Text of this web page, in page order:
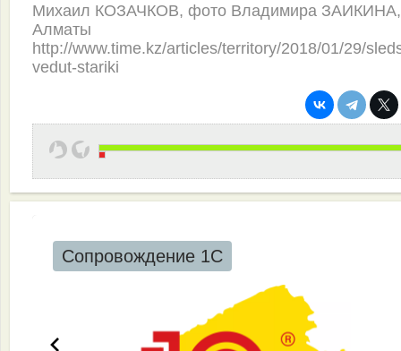
Михаил КОЗАЧКОВ, фото Владимира ЗАИКИНА,
Алматы
http://www.time.kz/articles/territory/2018/01/29/
vedut-stariki
Сопровождение 1С